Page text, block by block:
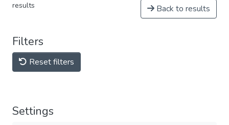
results Back to results
Filters
Reset filters
Settings